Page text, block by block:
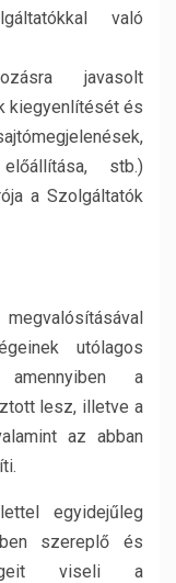
való
javasolt
kiegyenlítését és
stb.)
a Szolgáltatók
utólagos
a
lesz, illetve a
az abban
egyidejűleg
szereplő és
viseli a